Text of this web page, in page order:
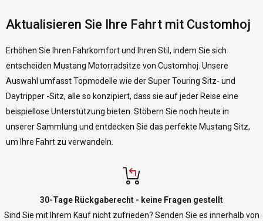
Aktualisieren Sie Ihre Fahrt mit Customhoj
Erhöhen Sie Ihren Fahrkomfort und Ihren Stil, indem Sie sich
entscheiden Mustang Motorradsitze von Customhoj. Unsere
Auswahl umfasst Topmodelle wie der Super Touring Sitz- und
Daytripper -Sitz, alle so konzipiert, dass sie auf jeder Reise eine
beispiellose Unterstützung bieten. Stöbern Sie noch heute in
unserer Sammlung und entdecken Sie das perfekte Mustang Sitz,
um Ihre Fahrt zu verwandeln.
30-Tage Rückgaberecht - keine Fragen gestellt
Sie mit Ihrem Kauf nicht zufrieden? Senden Sie es innerhalb von